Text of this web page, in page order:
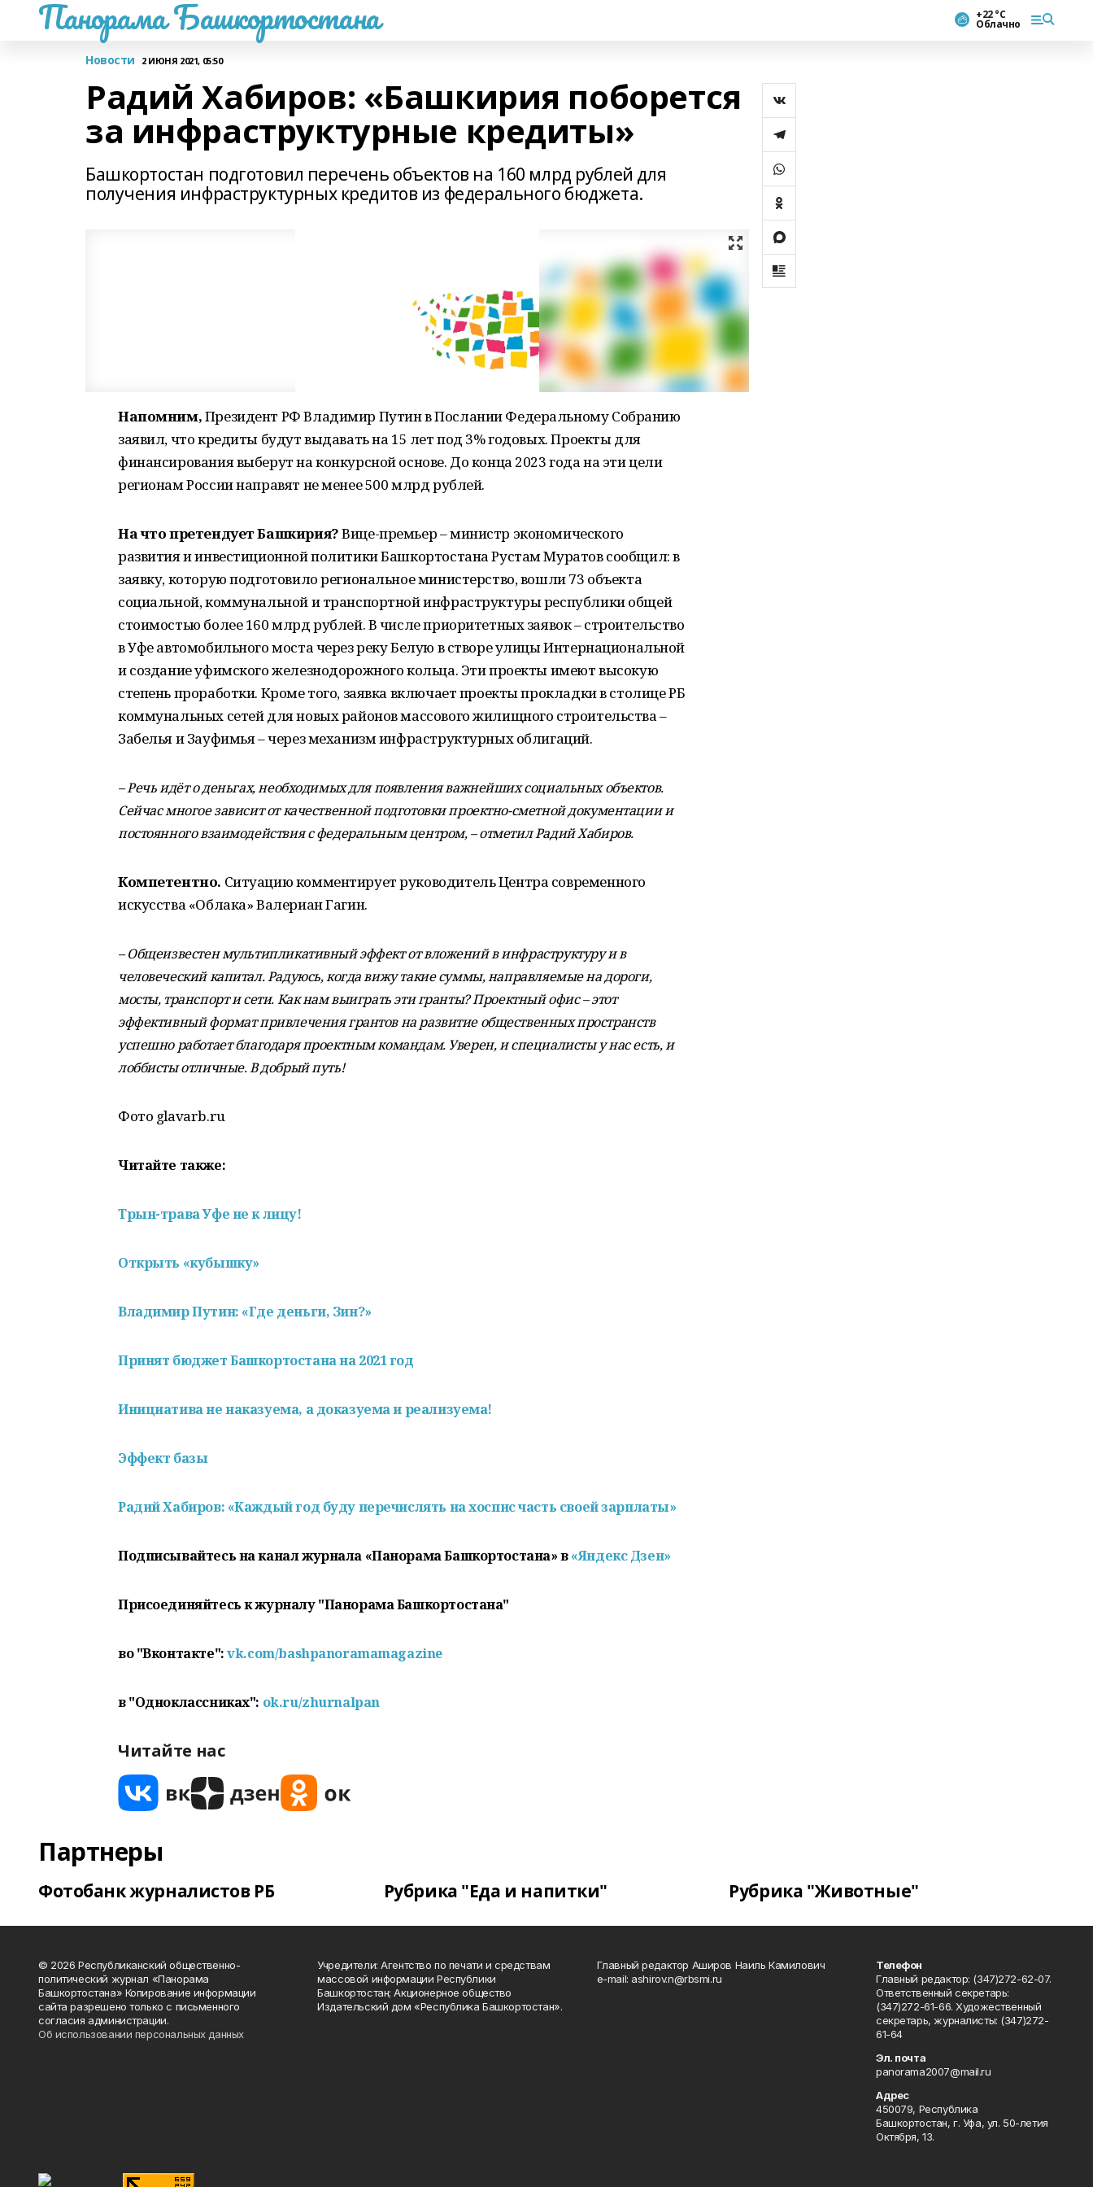
Панорама Башкортостана +22 °С
Облачно
Новости 2 ИЮНЯ 2021, 05:50
Радий Хабиров: «Башкирия поборется
за инфраструктурные кредиты»
Башкортостан подготовил перечень объектов на 160 млрд рублей для
получения инфраструктурных кредитов из федерального бюджета.
Напомним,Президент РФ Владимир Путин в Послании Федеральному Собранию
заявил, что кредиты будут выдавать на 15 лет под 3% годовых. Проекты для
финансирования выберут на конкурсной основе. До конца 2023 года на эти цели
регионам России направят не менее 500 млрд рублей.
На что претендует Башкирия?Вице-премьер – министр экономического
развития и инвестиционной политики Башкортостана Рустам Муратов сообщил: в
заявку, которую подготовило региональное министерство, вошли 73 объекта
социальной, коммунальной и транспортной инфраструктуры республики общей
стоимостью более 160 млрд рублей. В числе приоритетных заявок – строительство
в Уфе автомобильного моста через реку Белую в створе улицы Интернациональной
и создание уфимского железнодорожного кольца. Эти проекты имеют высокую
степень проработки. Кроме того, заявка включает проекты прокладки в столице РБ
коммунальных сетей для новых районов массового жилищного строительства –
Забелья и Зауфимья – через механизм инфраструктурных облигаций.
– Речь идёт о деньгах, необходимых для появления важнейших социальных объектов.
Сейчас многое зависит от качественной подготовки проектно-сметной документации и
постоянного взаимодействия с федеральным центром, – отметил Радий Хабиров.
Компетентно. Ситуацию комментирует руководитель Центра современного
искусства «Облака» Валериан Гагин.
– Общеизвестен мультипликативный эффект от вложений в инфраструктуру и в
человеческий капитал. Радуюсь, когда вижу такие суммы, направляемые на дороги,
мосты, транспорт и сети. Как нам выиграть эти гранты? Проектный офис – этот
эффективный формат привлечения грантов на развитие общественных пространств
успешно работает благодаря проектным командам. Уверен, и специалисты у нас есть, и
лоббисты отличные. В добрый путь!
Фото glavarb.ru
Читайте также:
Трын-трава Уфе не к лицу!
Открыть «кубышку»
Владимир Путин: «Где деньги, Зин?»
Принят бюджет Башкортостана на 2021 год
Инициатива не наказуема, а доказуема и реализуема!
Эффект базы
Радий Хабиров: «Каждый год буду перечислять на хоспис часть своей зарплаты»
Подписывайтесь на канал журнала «Панорама Башкортостана» в«Яндекс Дзен»
Присоединяйтесь к журналу "Панорама Башкортостана"
во "Вконтакте":vk.com/bashpanoramamagazine
в "Одноклассниках": ok.ru/zhurnalpan
Читайте нас
Партнеры
Фотобанк журналистов РБ Рубрика "Еда и напитки" Рубрика "Животные"
© 2026 Республиканский общественно-
политический журнал «Панорама
Башкортостана» Копирование информации
сайта разрешено только с письменного
согласия администрации.
Об использовании персональных данных
Учредители: Агентство по печати и средствам
массовой информации Республики
Башкортостан; Акционерное общество
Издательский дом «Республика Башкортостан».
Главный редактор Аширов Наиль Камилович
e-mail: ashirov.n@rbsmi.ru
Телефон
Главный редактор: (347)272-62-07.
Ответственный секретарь:
(347)272-61-66. Художественный
секретарь, журналисты: (347)272-
61-64
Эл. почта
panorama2007@mail.ru
Адрес
450079, Республика
Башкортостан, г. Уфа, ул. 50-летия
Октября, 13.